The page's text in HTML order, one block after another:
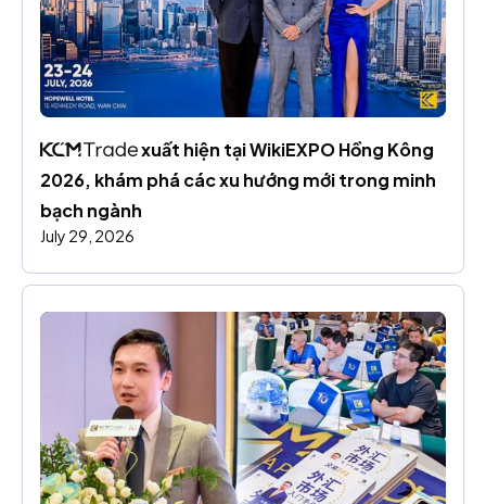
xuất hiện tại WikiEXPO Hồng Kông
2026, khám phá các xu hướng mới trong minh
bạch ngành
July 29, 2026